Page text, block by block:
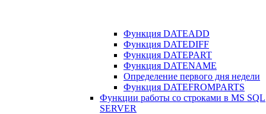
Функция DATEADD
Функция DATEDIFF
Функция DATEPART
Функция DATENAME
Определение первого дня недели
Функция DATEFROMPARTS
Функции работы со строками в MS SQL
SERVER